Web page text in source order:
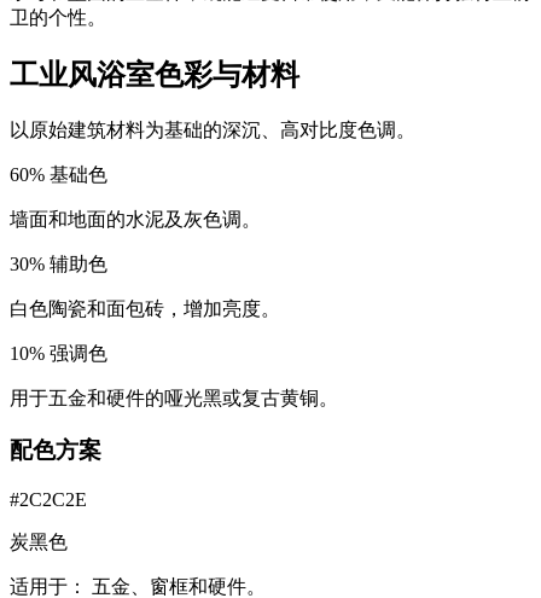
卫的个性。
工业风浴室色彩与材料
以原始建筑材料为基础的深沉、高对比度色调。
60% 基础色
墙面和地面的水泥及灰色调。
30% 辅助色
白色陶瓷和面包砖，增加亮度。
10% 强调色
用于五金和硬件的哑光黑或复古黄铜。
配色方案
#2C2C2E
炭黑色
适用于： 五金、窗框和硬件。